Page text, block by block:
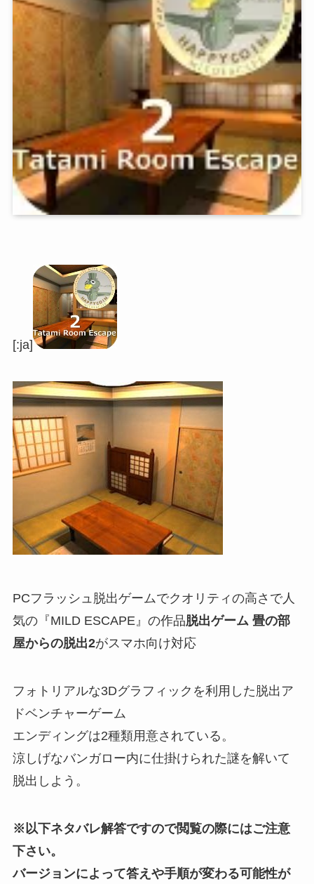
[:ja]
PCフラッシュ脱出ゲームでクオリティの高さで人
気の『MILD ESCAPE』の作品脱出ゲーム 畳の部
屋からの脱出2がスマホ向け対応
フォトリアルな3Dグラフィックを利用した脱出ア
ドベンチャーゲーム
エンディングは2種類用意されている。
涼しげなバンガロー内に仕掛けられた謎を解いて
脱出しよう。
※以下ネタバレ解答ですので閲覧の際にはご注意
下さい。
バージョンによって答えや手順が変わる可能性が